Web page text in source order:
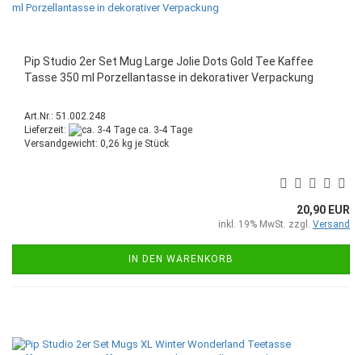
Pip Studio 2er Set Mug Large Jolie Dots Gold Tee Kaffee
Tasse 350 ml Porzellantasse in dekorativer Verpackung
Art.Nr.: 51.002.248
Lieferzeit:
ca. 3-4 Tage
Versandgewicht: 0,26 kg je Stück
20,90 EUR
inkl. 19% MwSt. zzgl. Versand
IN DEN WARENKORB